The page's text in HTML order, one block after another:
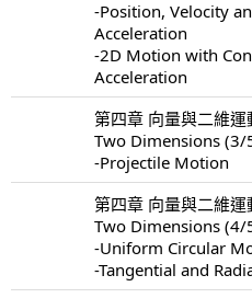
-Position, Velocity
Acceleration
-2D Motion with
Acceleration
第四章 向量與二維
Two Dimensions (3/
-Projectile Motion
第四章 向量與二維
Two Dimensions (4/
-Uniform Circular
-Tangential and